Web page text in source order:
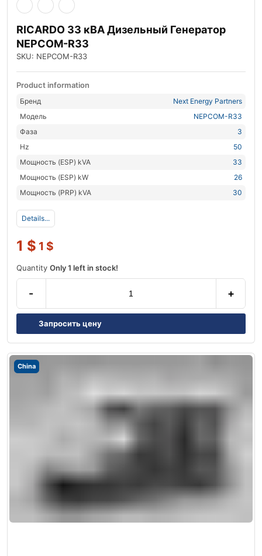
RICARDO 33 кВА Дизельный Генератор
NEPCOM-R33
SKU: NEPCOM-R33
Product information
Бренд
Next Energy Partners
Модель
NEPCOM-R33
Фаза
3
Hz
50
Мощность (ESP) kVA
33
Мощность (ESP) kW
26
Мощность (PRP) kVA
30
Details...
1 $ 1 $
Quantity Only 1 left in stock!
- +
Запросить цену
China